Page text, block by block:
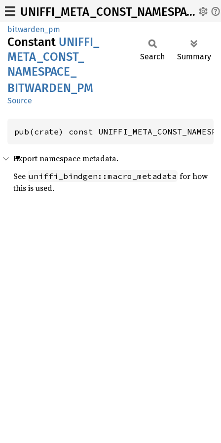
UNIFFI_META_CONST_NAMESPACE_BITWARDEN_PM
bitwarden_pm
Constant UNIFFI_
META_ CONST_
NAMESPACE_
BITWARDEN_ PM
Source
Search Summary
pub(crate) const
Export namespace metadata.
See uniffi_bindgen::macro_metadata for how
this is used.